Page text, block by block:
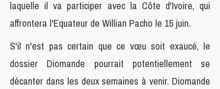
laquelle il va participer avec la Côte d'Ivoire, qui
affrontera l'Equateur de Willian Pacho le 15 juin.
S'il n'est pas certain que ce vœu soit exaucé, le
dossier Diomande pourrait potentiellement se
décanter dans les deux semaines à venir. Diomande